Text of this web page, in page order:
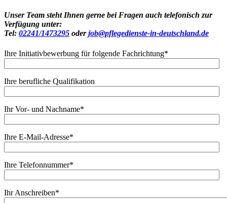
Unser Team steht Ihnen gerne bei Fragen auch telefonisch zur
Verfügung unter:
Tel: 02241/1473295 oderjob@pflegedienste-in-deutschland.de
Ihre Initiativbewerbung für folgende Fachrichtung*
Ihre berufliche Qualifikation
Ihr Vor- und Nachname*
Ihre E-Mail-Adresse*
Ihre Telefonnummer*
Ihr Anschreiben*